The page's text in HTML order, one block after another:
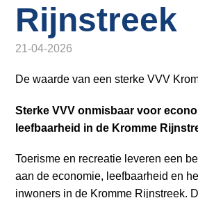
m
o
a
i
c
o
Rijnstreek
21-04-2026
De waarde van een sterke VVV
Sterke VVV onmisbaar voor
leefbaarheid in de Kromme
Toerisme en recreatie leveren een
aan de economie, leefbaarheid en
inwoners in de Kromme Rijnstreek.